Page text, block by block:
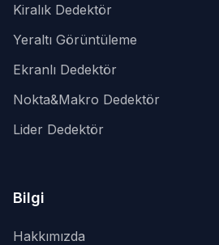
Kiralık Dedektör
Yeraltı Görüntüleme
Ekranlı Dedektör
Nokta&Makro Dedektör
Lider Dedektör
Bilgi
Hakkımızda